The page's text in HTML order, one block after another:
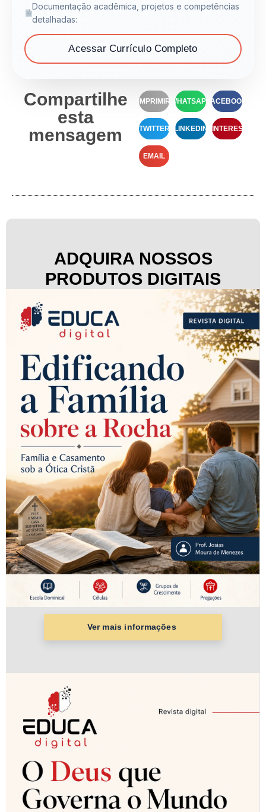
Documentação acadêmica, projetos e competências
detalhadas:
Acessar Currículo Completo
Compartilhe
esta
mensagem
IMPRIMIR WHATSAPP FACEBOOK
TWITTER LINKEDIN PINTEREST
EMAIL
ADQUIRA NOSSOS
PRODUTOS DIGITAIS